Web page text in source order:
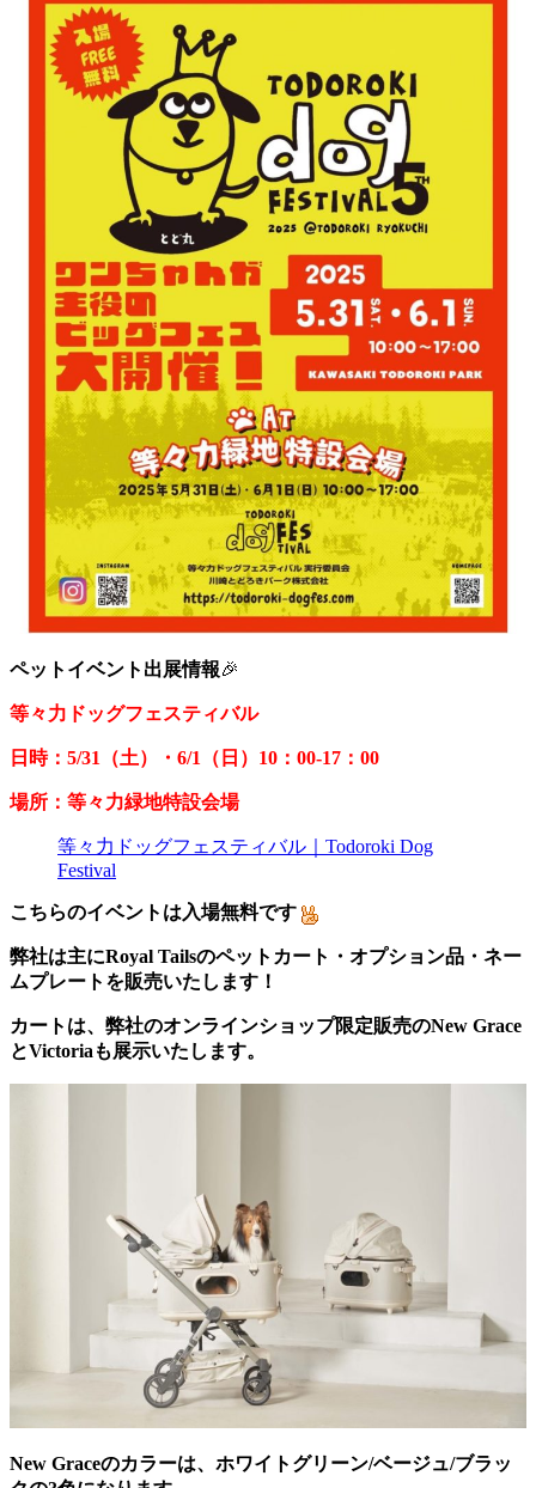
ペットイベント出展情報🎉
等々力ドッグフェスティバル
日時：5/31（土）・6/1（日）10：00-17：00
場所：等々力緑地特設会場
等々力ドッグフェスティバル｜Todoroki Dog
Festival
こちらのイベントは入場無料です
弊社は主にRoyal Tailsのペットカート・オプション品・ネー
ムプレートを販売いたします！
カートは、弊社のオンラインショップ限定販売のNew Grace
とVictoriaも展示いたします。
New Graceのカラーは、ホワイトグリーン/ベージュ/ブラッ